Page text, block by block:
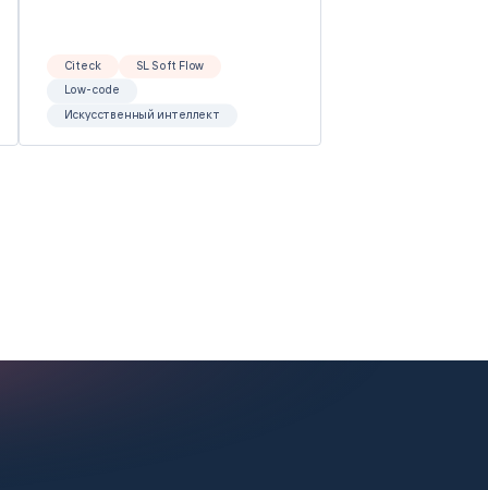
Citeck
SL Soft Flow
Low-code
Искусственный интеллект